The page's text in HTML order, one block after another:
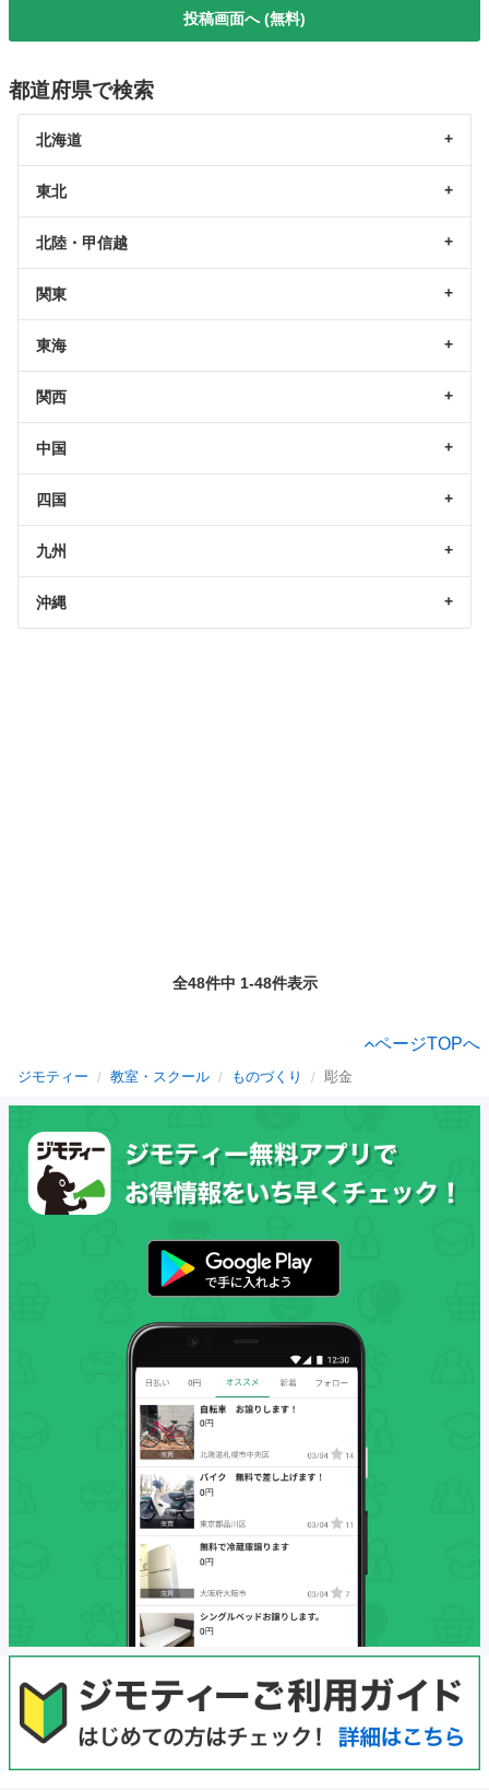
投稿画面へ (無料)
都道府県で検索
北海道
東北
北陸・甲信越
関東
東海
関西
中国
四国
九州
沖縄
全48件中 1-48件表示
ページTOPへ
ジモティー 教室・スクール ものづくり 彫金